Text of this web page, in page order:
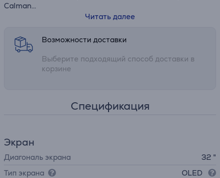
Calman
• Два порта Thunderbolt™ 4, USB-хаб, HDMI 2.1
Читать далее
Возможности доставки
Выберите подходящий способ доставки в
корзине
Спецификация
Экран
Диагональ экрана
32 "
Тип экрана
OLED